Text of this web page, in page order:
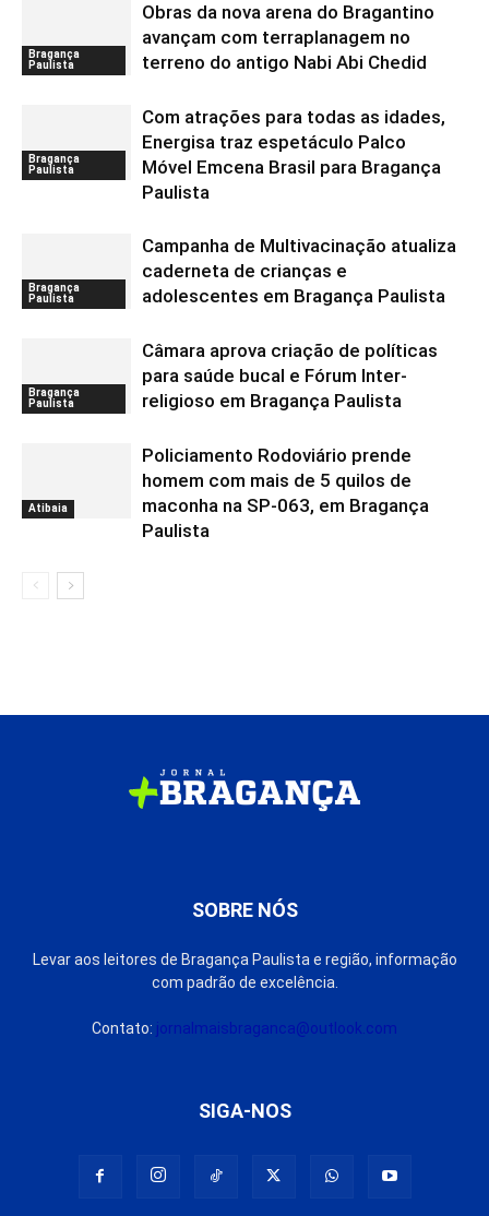
Bragança
Paulista
Obras da nova arena do Bragantino
avançam com terraplanagem no
terreno do antigo Nabi Abi Chedid
Bragança
Paulista
Com atrações para todas as idades,
Energisa traz espetáculo Palco
Móvel Emcena Brasil para Bragança
Paulista
Bragança
Paulista
Campanha de Multivacinação atualiza
caderneta de crianças e
adolescentes em Bragança Paulista
Bragança
Paulista
Câmara aprova criação de políticas
para saúde bucal e Fórum Inter-
religioso em Bragança Paulista
Atibaia
Policiamento Rodoviário prende
homem com mais de 5 quilos de
maconha na SP-063, em Bragança
Paulista
SOBRE NÓS
Levar aos leitores de Bragança Paulista e região, informação
com padrão de excelência.
Contato: jornalmaisbraganca@outlook.com
SIGA-NOS